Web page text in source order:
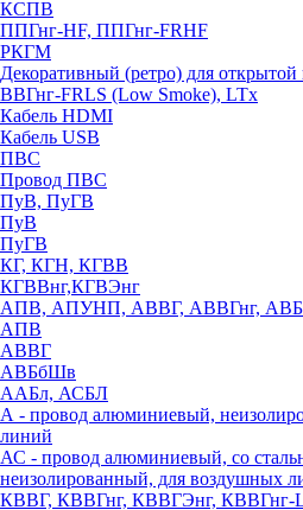
КСПВ
ППГнг-HF, ППГнг-FRHF
РКГМ
Декоративный (ретро) для открытой
ВВГнг-FRLS (Low Smoke), LTx
Кабель HDMI
Кабель USB
ПВС
Провод ПВС
ПуВ, ПуГВ
ПуВ
ПуГВ
КГ, КГН, КГВВ
КГВВнг,КГВЭнг
АПВ, АПУНП, АВВГ, АВВГнг,
АПВ
АВВГ
АВБбШв
ААБл, АСБЛ
А - провод алюминиевый,
линий
АС - провод алюминиевый, со
неизолированный, для воздушных
КВВГ, КВВГнг, КВВГЭнг, КВВГнг-